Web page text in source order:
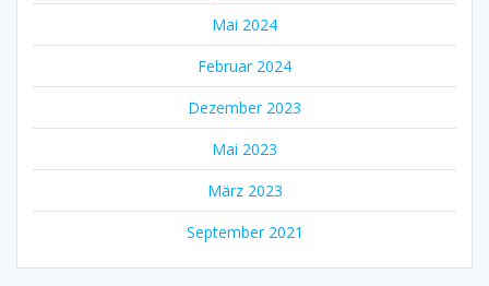
Mai 2024
Februar 2024
Dezember 2023
Mai 2023
März 2023
September 2021